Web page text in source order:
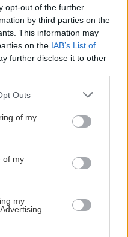
opt-out of the further
by third parties on the
This information may
on the IAB’s List of
further disclose it to other
uses one or more Google
You may click to
its third-party tags to
purposes in below Google
Outs
of my
of my
my
Ο διατροφολόγος
προτείνοντας ένα
ενισχύσει την
τον οργανισμό.